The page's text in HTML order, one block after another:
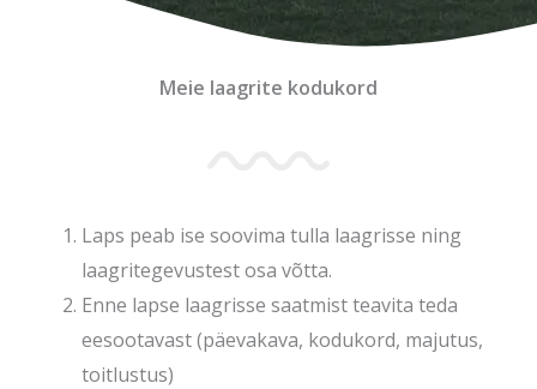
Meie laagrite kodukord
Laps peab ise soovima tulla laagrisse ning
laagritegevustest osa võtta.
Enne lapse laagrisse saatmist teavita teda
eesootavast (päevakava, kodukord, majutus,
toitlustus)